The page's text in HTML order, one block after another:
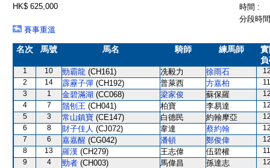
HK$ 625,000
時間 :
分段時
賽事重溫
名次 馬號 馬名 騎師 練馬師
1 10 勁霸龍 (CH161) 冼毅力 徐雨石
2
14 霹靂子彈 (CH192) 普萊西 方嘉柏
3
1 金碧滿湖 (CC068) 梁家俊 蘇保羅
4
7 鬚刨王 (CH041) 柏寶 李易達
5
3 常山鎮寶 (CE147) 白德民 約翰摩亞
6
8 財子佳人 (CJ072) 韋達 蔡約翰
7
6 嘉嘉醒 (CG042) 潘頓 鄭俊偉
8
13 羅漢 (CH279) 王志偉 伍碧權
9
4 勁者 (CH003) 馬偉昌 孫達志